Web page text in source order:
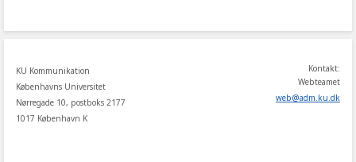
KU Kommunikation
Københavns Universitet
Nørregade 10, postboks 2177
1017 København K
Kontakt:
Webteamet
web@adm.ku.dk